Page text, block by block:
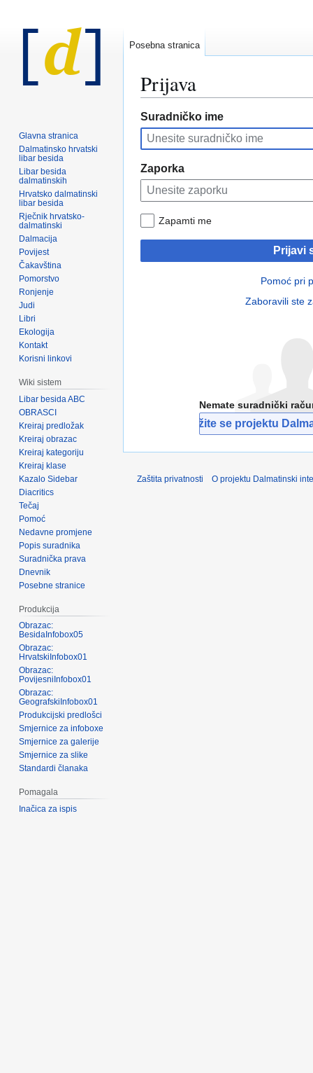
Prijava
Prijeđi
na
navigaciju
Prijeđi
na
pretraživanje
Suradničko ime
Zaporka
Zapamti me
Prijavi
Pomoć pri
Zaboravili ste
Nemate suradnički
Pridružite se projektu
Posebna stranica
Glavna stranica
Dalmatinsko hrvatski
libar besida
Libar besida
dalmatinskih
Hrvatsko dalmatinski
libar besida
Rječnik hrvatsko-
dalmatinski
Dalmacija
Povijest
Čakavština
Pomorstvo
Ronjenje
Judi
Libri
Ekologija
Kontakt
Korisni linkovi
Wiki sistem
Libar besida ABC
OBRASCI
Kreiraj predložak
Kreiraj obrazac
Kreiraj kategoriju
Kreiraj klase
Kazalo Sidebar
Diacritics
Tečaj
Pomoć
Nedavne promjene
Popis suradnika
Suradnička prava
Dnevnik
Posebne stranice
Produkcija
Obrazac:
BesidaInfobox05
Obrazac:
HrvatskiInfobox01
Obrazac:
PovijesniInfobox01
Obrazac:
GeografskiInfobox01
Produkcijski predlošci
Smjernice za infoboxe
Smjernice za galerije
Smjernice za slike
Standardi članaka
Pomagala
Inačica za ispis
Zaštita privatnosti O projektu Dalmatinski